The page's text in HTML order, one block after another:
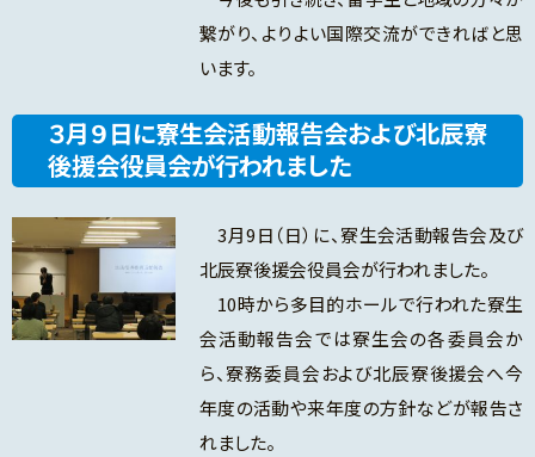
繋がり、よりよい国際交流ができればと思
います。
３月９日に寮生会活動報告会および北辰寮
後援会役員会が行われました
3月9日（日）に、寮生会活動報告会及び
北辰寮後援会役員会が行われました。
10時から多目的ホールで行われた寮生
会活動報告会では寮生会の各委員会か
ら、寮務委員会および北辰寮後援会へ今
年度の活動や来年度の方針などが報告さ
れました。